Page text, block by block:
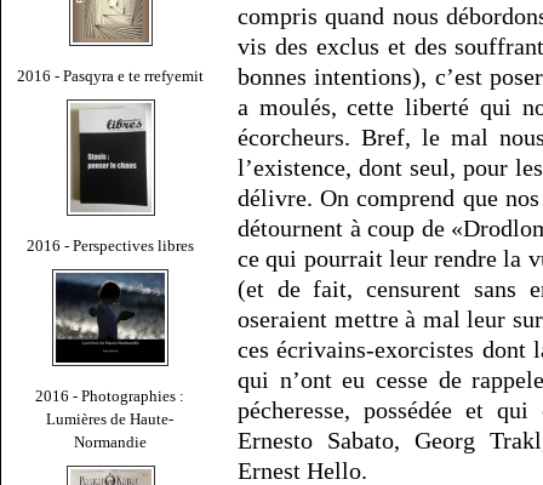
2016 - Pasqyra e te rrefyemit
2016 - Perspectives libres
2016 - Photographies :
Lumières de Haute-
Normandie
compris quand nous
vis des exclus et des
bonnes intentions), c’est
a moulés, cette liberté qui
écorcheurs. Bref, le mal
l’existence, dont seul, pour
délivre. On comprend que
détournent à coup de
ce qui pourrait leur rendre la
(et de fait, censurent sans
oseraient mettre à mal leur
ces écrivains-exorcistes dont
qui n’ont eu cesse de
pécheresse, possédée et
Ernesto Sabato, Georg
Ernest Hello.